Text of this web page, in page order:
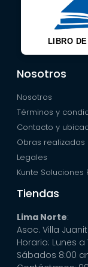
LIBRO
Nosotros
Nosotros
Términos y
Contacto y
Obras realizadas
Legales
Kunte Soluciones
Tiendas
Lima Norte:
Asoc. Villa
Horario: Lunes
Sábados 8:00